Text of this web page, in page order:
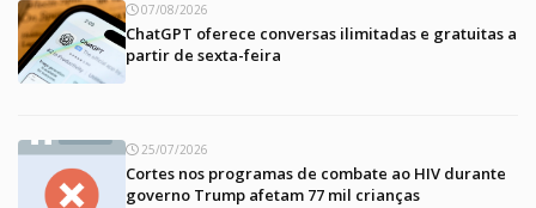
07/08/2026
ChatGPT oferece conversas ilimitadas e gratuitas a
partir de sexta-feira
25/07/2026
Cortes nos programas de combate ao HIV durante
governo Trump afetam 77 mil crianças